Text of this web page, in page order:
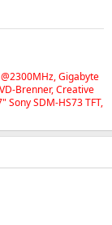
Gigabyte
Brenner, Creative
Sony SDM-HS73 TFT,